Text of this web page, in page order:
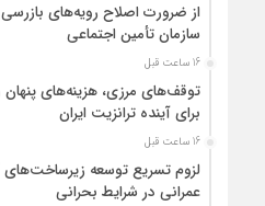
از ضرورت اصلاح رویه‌های
سازمان تأمین اجتماعی
16 ساعت قبل
توقف‌های مرزی، هزینه‌های
برای آینده ترانزیت ایران
16 ساعت قبل
لزوم تسریع توسعه
عمرانی در شرایط بحرانی